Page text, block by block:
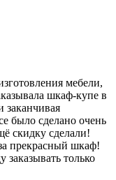
мебели,
шкаф-купе в
заканчивая
было сделано очень
скидку сделали!
прекрасный шкаф!
заказывать только